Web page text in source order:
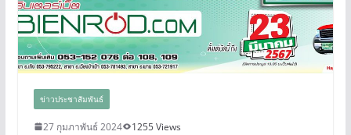
ข่าวประชาสัมพันธ์
27 กุมภาพันธ์ 2024
1255 Views